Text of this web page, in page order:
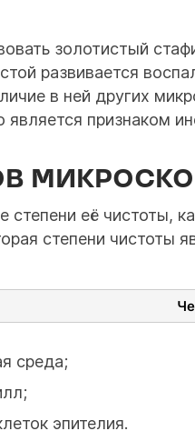
золотистый
развивается
в ней других
признаком
её чистоты,
степени чистоты
среда;
эпителия.